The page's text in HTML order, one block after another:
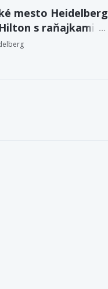
mesto Heidelberg
s raňajkami
drinkom